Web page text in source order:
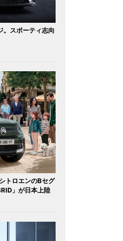
。スポーティ志向
トロエンのBセグ
」が日本上陸